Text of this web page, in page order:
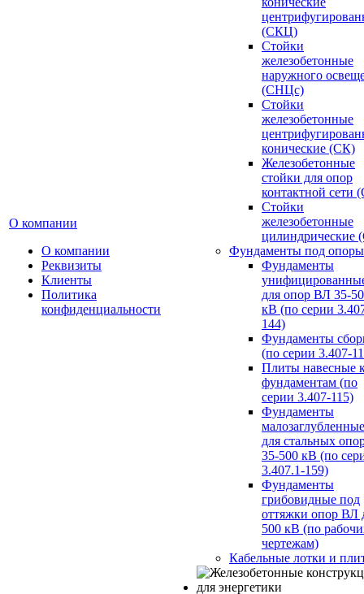
О компании
О компании
Реквизиты
Клиенты
Политика
конфиденциальности
(СКЦ)
Стойки
железобетонные
наружного
(СНЦс)
Стойки
железобетонные
конические (СК)
Железобетонные
стойки для опор
контактной сети
Стойки
железобетонные
цилиндрические
Фундаменты под опоры
Фундаменты
для опор ВЛ 35-
кВ (по серии
144)
Фундаменты
(по серии 3.407-
Плиты навесные
фундаментам (по
серии 3.407-115)
Фундаменты
малозаглубленные
для стальных
35-500 кВ (по
3.407.1-159)
Фундаменты
грибовидные под
оттяжки опор ВЛ
500 кВ (по
чертежам)
Кабельные лотки и